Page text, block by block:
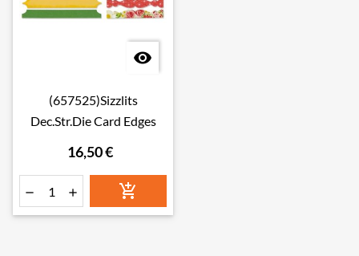

(657525)Sizzlits
Dec.Str.Die Card Edges
16,50 €
  